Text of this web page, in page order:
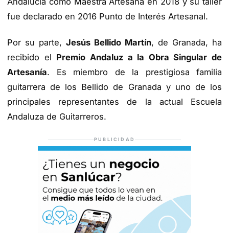
fue declarado en 2016 Punto de Interés Artesanal.
Por su parte, Jesús Bellido Martín, de Granada, ha
recibido el Premio Andaluz a la Obra Singular de
Artesanía. Es miembro de la prestigiosa familia
guitarrera de los Bellido de Granada y uno de los
principales representantes de la actual Escuela
Andaluza de Guitarreros.
PUBLICIDAD